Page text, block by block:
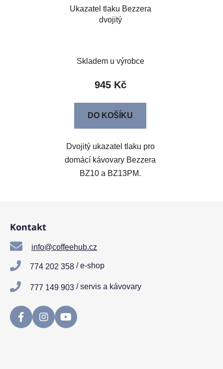
Ukazatel tlaku Bezzera
dvojitý
Skladem u výrobce
945 Kč
DO KOŠÍKU
Dvojitý ukazatel tlaku pro
domácí kávovary Bezzera
BZ10 a BZ13PM.
Kontakt
info@coffeehub.cz
774 202 358 / e-shop
777 149 903 / servis a kávovary